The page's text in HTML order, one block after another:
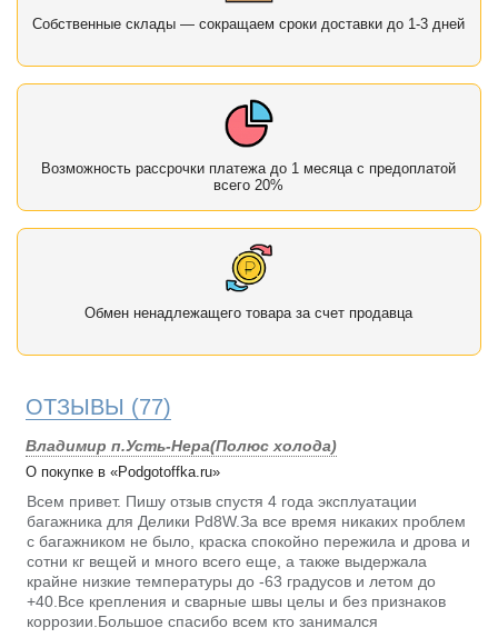
Собственные склады — сокращаем сроки доставки до 1-3 дней
Возможность рассрочки платежа до 1 месяца с предоплатой
всего 20%
Обмен ненадлежащего товара за счет продавца
ОТЗЫВЫ (77)
Владимир п.Усть-Нера(Полюс холода)
О покупке в «Podgotoffka.ru»
Всем привет. Пишу отзыв спустя 4 года эксплуатации
багажника для Делики Pd8W.За все время никаких проблем
с багажником не было, краска спокойно пережила и дрова и
сотни кг вещей и много всего еще, а также выдержала
крайне низкие температуры до -63 градусов и летом до
+40.Все крепления и сварные швы целы и без признаков
коррозии.Большое спасибо всем кто занимался